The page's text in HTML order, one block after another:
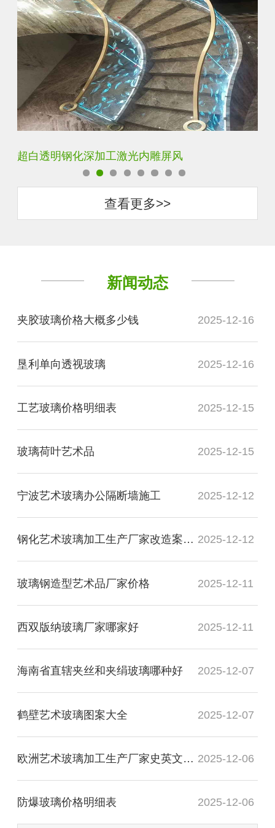
玄关水晶立体雕刻3D激光内雕玻璃
查看更多>>
新闻动态
夹胶玻璃价格大概多少钱 2025-12-16
垦利单向透视玻璃 2025-12-16
工艺玻璃价格明细表 2025-12-15
玻璃荷叶艺术品 2025-12-15
宁波艺术玻璃办公隔断墙施工 2025-12-12
钢化艺术玻璃加工生产厂家改造案例图 2025-12-12
玻璃钢造型艺术品厂家价格 2025-12-11
西双版纳玻璃厂家哪家好 2025-12-11
海南省直辖夹丝和夹绢玻璃哪种好 2025-12-07
鹤壁艺术玻璃图案大全 2025-12-07
欧洲艺术玻璃加工生产厂家史英文名词解释 2025-12-06
防爆玻璃价格明细表 2025-12-06